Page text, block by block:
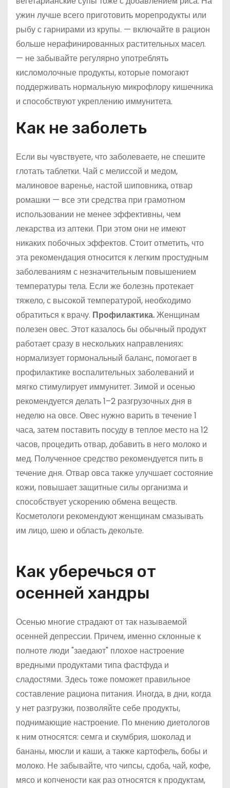
ужин лучше всего приготовить морепродукты или
рыбу с гарнирами из крупы. — включайте в рацион
больше нерафинированных растительных масел.
— не забывайте регулярно употреблять
кисломолочные продукты, которые помогают
поддерживать нормальную микрофлору кишечника
и способствуют укреплению иммунитета.
Как не заболеть
Если вы чувствуете, что заболеваете, не спешите
глотать таблетки. Чай с мелиссой и медом,
малиновое варенье, настой шиповника, отвар
ромашки — все эти средства при грамотном
использовании не менее эффективны, чем
лекарства из аптеки. При этом они не имеют
никаких побочных эффектов. Стоит отметить, что
эта рекомендация относится к легким простудным
заболеваниям с незначительным повышением
температуры тела. Если же болезнь протекает
тяжело, с высокой температурой, необходимо
обратиться к врачу. Профилактика.Женщинам
полезен овес. Этот казалось бы обычный продукт
работает сразу в нескольких направлениях:
нормализует гормональный баланс, помогает в
профилактике воспалительных заболеваний и
мягко стимулирует иммунитет. Зимой и осенью
рекомендуется делать 1–2 разгрузочных дня в
неделю на овсе. Овес нужно варить в течение 1
часа, затем поставить посуду в теплое место на 12
часов, процедить отвар, добавить в него молоко и
мед. Полученное средство рекомендуется пить в
течение дня. Отвар овса также улучшает состояние
кожи, повышает защитные силы организма и
способствует ускорению обмена веществ.
Косметологи рекомендуют женщинам смазывать
им лицо, шею и область декольте.
Как уберечься от
осенней хандры
Осенью многие страдают от так называемой
осенней депрессии. Причем, именно склонные к
полноте люди "заедают" плохое настроение
вредными продуктами типа фастфуда и
сладостями. Здесь тоже поможет правильное
составление рациона питания. Иногда, в дни, когда
у нет разгрузки, позволяйте себе продукты,
поднимающие настроение. По мнению диетологов
к ним относятся: семга и скумбрия, шоколад и
бананы, мюсли и каши, а также картофель, бобы и
молоко. Не забывайте, что чипсы, сдоба, чай, кофе,
мясо и копчености как раз относятся к продуктам,